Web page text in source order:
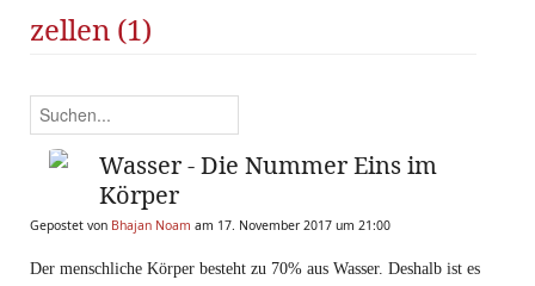
zellen (1)
Wasser - Die Nummer Eins im
Körper
Gepostet von Bhajan Noam am 17. November 2017 um 21:00
Der menschliche Körper besteht zu 70% aus Wasser. Deshalb ist es